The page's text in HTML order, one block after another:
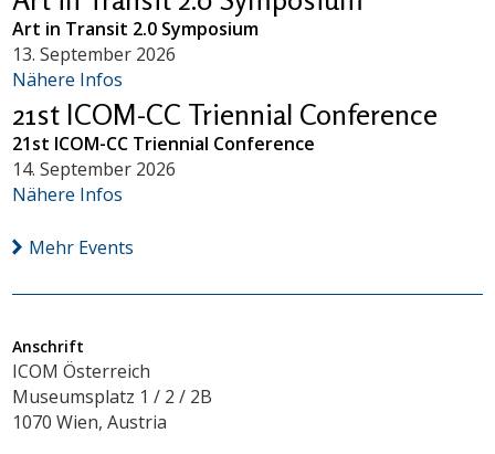
Art in Transit 2.0 Symposium
13. September 2026
Nähere Infos
21st ICOM-CC Triennial Conference
21st ICOM-CC Triennial Conference
14. September 2026
Nähere Infos
Mehr Events
Anschrift
ICOM Österreich
Museumsplatz 1 / 2 / 2B
1070 Wien, Austria